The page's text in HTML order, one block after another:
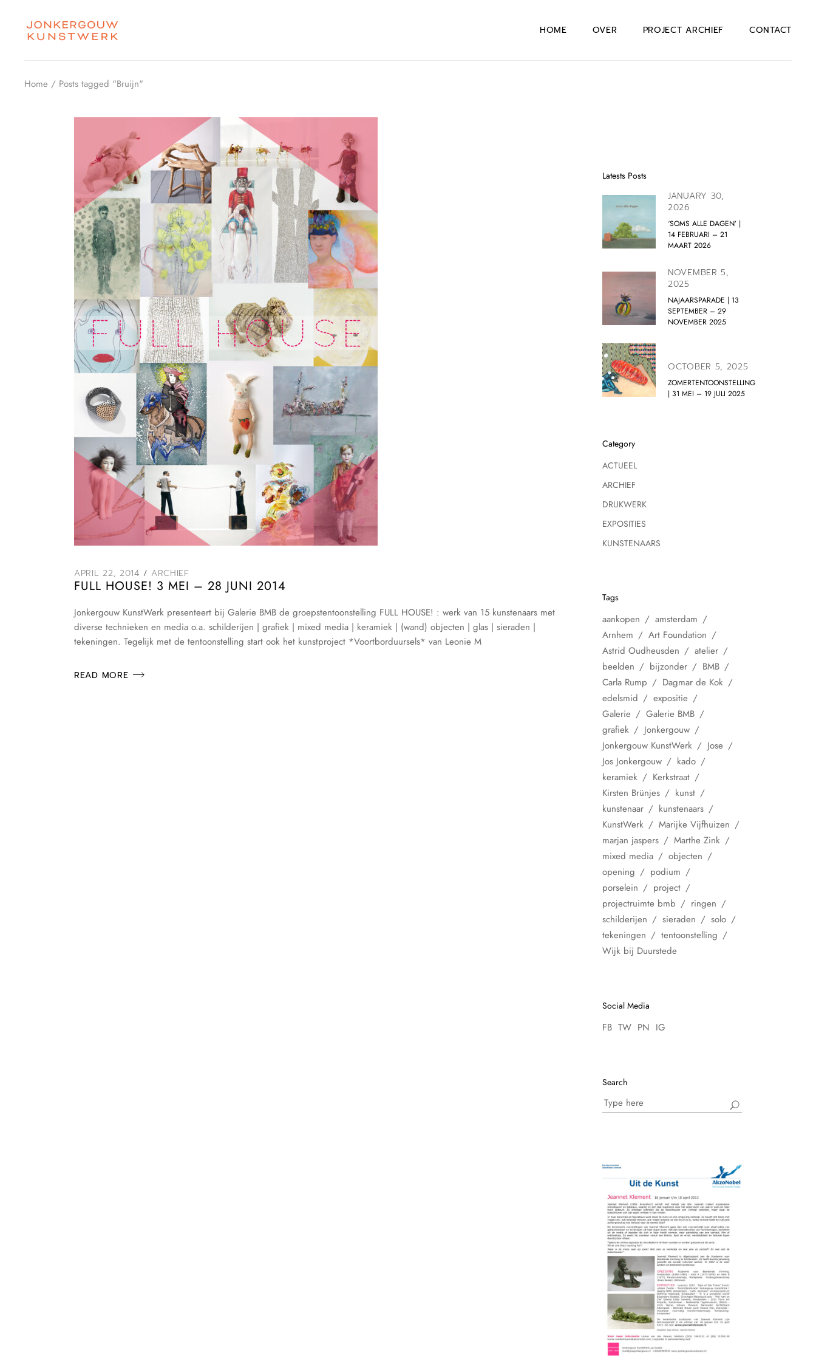
content HOME OVER PROJECT ARCHIEF CONTACT
Home Posts tagged "Bruijn"
APRIL 22, 2014 ARCHIEF
FULL HOUSE! 3 MEI – 28 JUNI 2014
Jonkergouw KunstWerk presenteert bij Galerie BMB de groepstentoonstelling FULL HOUSE! : werk van 15 kunstenaars met
diverse technieken en media o.a. schilderijen | grafiek | mixed media | keramiek | (wand) objecten | glas | sieraden |
tekeningen. Tegelijk met de tentoonstelling start ook het kunstproject *Voortborduursels* van Leonie M
READ MORE
Latests Posts
JANUARY 30,
2026
‘SOMS ALLE DAGEN’ |
14 FEBRUARI – 21
MAART 2026
NOVEMBER 5,
2025
NAJAARSPARADE | 13
SEPTEMBER – 29
NOVEMBER 2025
OCTOBER 5, 2025
ZOMERTENTOONSTELLING
| 31 MEI – 19 JULI 2025
Category
ACTUEEL
ARCHIEF
DRUKWERK
EXPOSITIES
KUNSTENAARS
Tags
aankopen
amsterdam
Arnhem
Art Foundation
Astrid Oudheusden
atelier
beelden
bijzonder
BMB
Carla Rump
Dagmar de Kok
edelsmid
expositie
Galerie
Galerie BMB
grafiek
Jonkergouw
Jonkergouw KunstWerk
Jose
Jos Jonkergouw
kado
keramiek
Kerkstraat
Kirsten Brünjes
kunst
kunstenaar
kunstenaars
KunstWerk
Marijke Vijfhuizen
marjan jaspers
Marthe Zink
mixed media
objecten
opening
podium
porselein
project
projectruimte bmb
ringen
schilderijen
sieraden
solo
tekeningen
tentoonstelling
Wijk bij Duurstede
Social Media
FB TW PN IG
Search
Search
for: